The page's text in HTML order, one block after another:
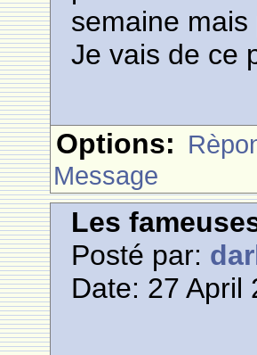
semaine
Je vais de ce
Options:
Message
Les
Posté par:
Date: 27 April